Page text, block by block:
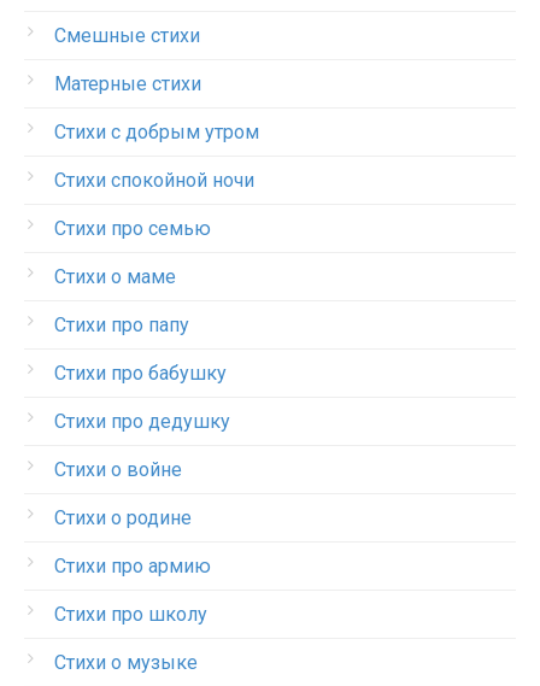
Смешные стихи
Матерные стихи
Стихи с добрым утром
Стихи спокойной ночи
Стихи про семью
Стихи о маме
Стихи про папу
Стихи про бабушку
Стихи про дедушку
Стихи о войне
Стихи о родине
Стихи про армию
Стихи про школу
Стихи о музыке